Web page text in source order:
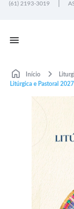
(61) 2193-3019
Início
Litúrgica e Pastoral